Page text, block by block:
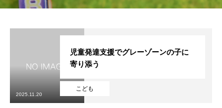
こども
児童発達支援でグレーゾーンの子に
寄り添う
2025.11.20